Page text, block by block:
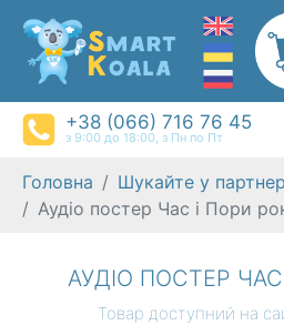
+38 (066) 716 76 45
з 9:00 до 18:00, з Пн по Пт
Головна
Шукайте у
Аудіо постер Час і Пори
АУДІО ПОСТЕР
Товар доступний на